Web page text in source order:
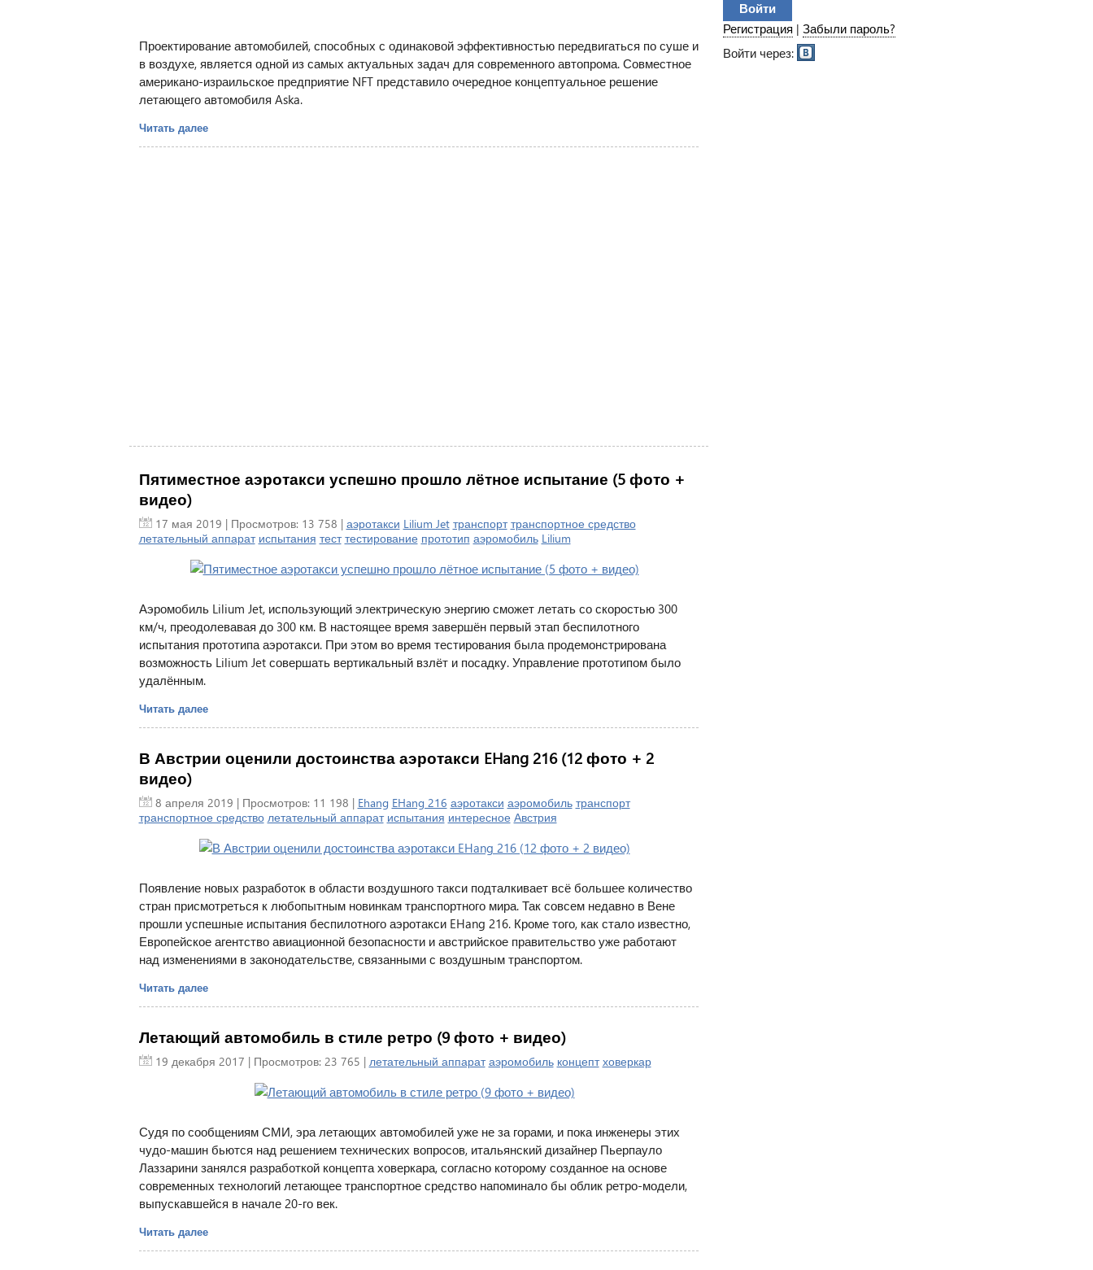
Проектирование автомобилей, способных с одинаковой эффективностью передвигаться по суше и
в воздухе, является одной из самых актуальных задач для современного автопрома. Совместное
американо-израильское предприятие NFT представило очередное концептуальное решение
летающего автомобиля Aska.
Читать далее
Пятиместное аэротакси успешно прошло лётное испытание (5 фото +
видео)
17 мая 2019 | Просмотров: 13 758 | аэротакси Lilium Jet транспорт транспортное средство
летательный аппарат испытания тест тестирование прототип аэромобиль Lilium
Аэромобиль Lilium Jet, использующий электрическую энергию сможет летать со скоростью 300
км/ч, преодолевавая до 300 км. В настоящее время завершён первый этап беспилотного
испытания прототипа аэротакси. При этом во время тестирования была продемонстрирована
возможность Lilium Jet совершать вертикальный взлёт и посадку. Управление прототипом было
удалённым.
Читать далее
В Австрии оценили достоинства аэротакси EHang 216 (12 фото + 2
видео)
8 апреля 2019 | Просмотров: 11 198 | Ehang EHang 216 аэротакси аэромобиль транспорт
транспортное средство летательный аппарат испытания интересное Австрия
Появление новых разработок в области воздушного такси подталкивает всё большее количество
стран присмотреться к любопытным новинкам транспортного мира. Так совсем недавно в Вене
прошли успешные испытания беспилотного аэротакси EHang 216. Кроме того, как стало известно,
Европейское агентство авиационной безопасности и австрийское правительство уже работают
над изменениями в законодательстве, связанными с воздушным транспортом.
Читать далее
Летающий автомобиль в стиле ретро (9 фото + видео)
19 декабря 2017 | Просмотров: 23 765 | летательный аппарат аэромобиль концепт ховеркар
Судя по сообщениям СМИ, эра летающих автомобилей уже не за горами, и пока инженеры этих
чудо-машин бьются над решением технических вопросов, итальянский дизайнер Пьерпауло
Лаззарини занялся разработкой концепта ховеркара, согласно которому созданное на основе
современных технологий летающее транспортное средство напоминало бы облик ретро-модели,
выпускавшейся в начале 20-го век.
Читать далее
Регистрация | Забыли пароль?
Войти через: